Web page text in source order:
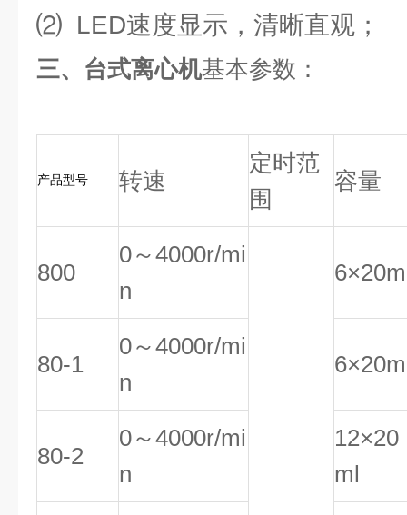
⑵ LED速度显示，清晰直观；
三、台式离心机基本参数：
产品型号 转速
定时范
围
容量
800
0～4000r/mi
n
80-1
0～4000r/mi
n
80-2
0～4000r/mi
n
12×20
ml